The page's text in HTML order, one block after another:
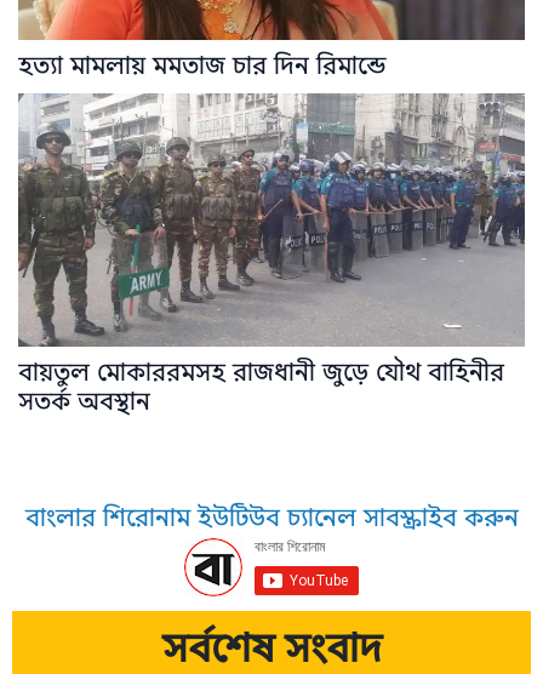
হত্যা মামলায় মমতাজ চার দিন রিমান্ডে
বায়তুল মোকাররমসহ রাজধানী জুড়ে যৌথ বাহিনীর
সতর্ক অবস্থান
বাংলার শিরোনাম ইউটিউব চ্যানেল সাবস্ক্রাইব করুন
সর্বশেষ সংবাদ